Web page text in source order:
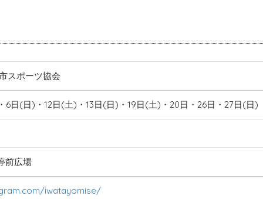
スポーツ協会
6日(日)・12日(土)・13日(日)・19日(土)・20日・26日・27日(日)
前広場
iwatayomise/